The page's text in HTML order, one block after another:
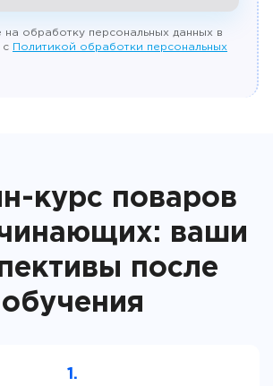
на обработку персональных данных в
с Политикой обработки персональных
курс поваров
ваши
после
обучения
1.